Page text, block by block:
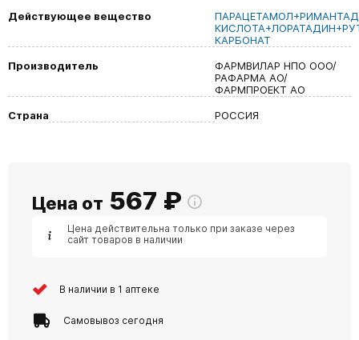
Действующее вещество
КАРБОНАТ
Производитель
ФАРМВИЛАР НПО ООО/
РАФАРМА АО/
ФАРМПРОЕКТ АО
Страна
РОССИЯ
Цена от 567 ₽
Цена действительна только при заказе через
сайт товаров в наличии
В наличии в 1 аптеке
Самовывоз сегодня